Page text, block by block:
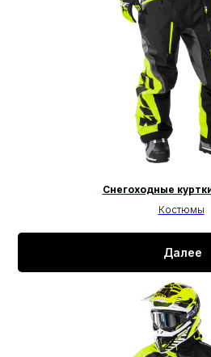
Снегоходные
Костюмы
Далее